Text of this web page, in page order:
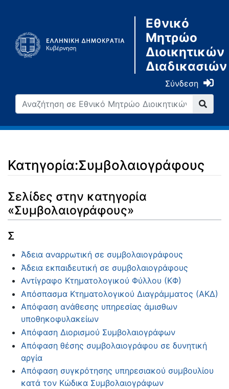
Εθνικό
Μητρώο
Διοικητικών
Διαδικασιών
Σύνδεση
Κατηγορία:Συμβολαιογράφους
Μετάβαση σε: αναζήτηση
Σελίδες στην κατηγορία
«Συμβολαιογράφους»
Σ
Άδεια αναρρωτική σε συμβολαιογράφους
Άδεια εκπαιδευτική σε συμβολαιογράφους
Αντίγραφο Κτηματολογικού Φύλλου (ΚΦ)
Απόσπασμα Κτηματολογικού Διαγράμματος (ΑΚΔ)
Απόφαση ανάθεσης υπηρεσίας άμισθων
υποθηκοφυλακείων
Απόφαση Διορισμού Συμβολαιογράφων
Απόφαση θέσης συμβολαιογράφου σε δυνητική
αργία
Απόφαση συγκρότησης υπηρεσιακού συμβουλίου
κατά τον Κώδικα Συμβολαιογράφων